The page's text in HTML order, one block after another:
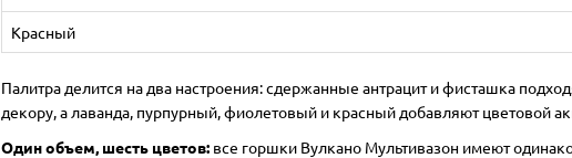
Вазон LATINA 2,5 л. шаде
Высота, см: Диаметр, см:
17.5
Объём, л:2.5 Материал:пластик
Форма:круг Цвет:шаде
Покрытие:
Высота, см: 17 Ширина ,см: 4
см:1 Материал: пластик
серый, черный
Тип:
Красный
Палитра делится на два настроения: сдержанные антрацит и фисташка
декору, а лаванда, пурпурный, фиолетовый и красный добавляют цветовой
Один объем, шесть цветов: все горшки Вулкано Мультивазон имеют